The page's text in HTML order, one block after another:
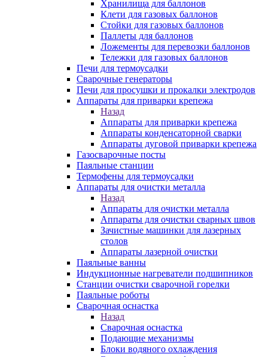
Хранилища для баллонов
Клети для газовых баллонов
Стойки для газовых баллонов
Паллеты для баллонов
Ложементы для перевозки баллонов
Тележки для газовых баллонов
Печи для термоусадки
Сварочные генераторы
Печи для просушки и прокалки электродов
Аппараты для приварки крепежа
Назад
Аппараты для приварки крепежа
Аппараты конденсаторной сварки
Аппараты дуговой приварки крепежа
Газосварочные посты
Паяльные станции
Термофены для термоусадки
Аппараты для очистки металла
Назад
Аппараты для очистки металла
Аппараты для очистки сварных швов
Зачистные машинки для лазерных
столов
Аппараты лазерной очистки
Паяльные ванны
Индукционные нагреватели подшипников
Станции очистки сварочной горелки
Паяльные роботы
Сварочная оснастка
Назад
Сварочная оснастка
Подающие механизмы
Блоки водяного охлаждения